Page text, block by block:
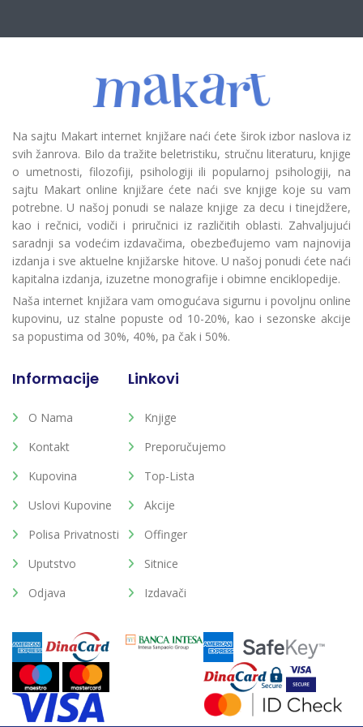
Na sajtu Makart internet knjižare naći ćete širok izbor naslova iz
svih žanrova. Bilo da tražite beletristiku, stručnu literaturu, knjige
o umetnosti, filozofiji, psihologiji ili popularnoj psihologiji, na
sajtu Makart online knjižare ćete naći sve knjige koje su vam
potrebne. U našoj ponudi se nalaze knjige za decu i tinejdžere,
kao i rečnici, vodiči i priručnici iz različitih oblasti. Zahvaljujući
saradnji sa vodećim izdavačima, obezbeđujemo vam najnovija
izdanja i sve aktuelne knjižarske hitove. U našoj ponudi ćete naći
kapitalna izdanja, izuzetne monografije i obimne enciklopedije.
Naša internet knjižara vam omogućava sigurnu i povoljnu online
kupovinu, uz stalne popuste od 10-20%, kao i sezonske akcije
sa popustima od 30%, 40%, pa čak i 50%.
Informacije
O Nama
Kontakt
Kupovina
Uslovi Kupovine
Polisa Privatnosti
Uputstvo
Odjava
Linkovi
Knjige
Preporučujemo
Top-Lista
Akcije
Offinger
Sitnice
Izdavači